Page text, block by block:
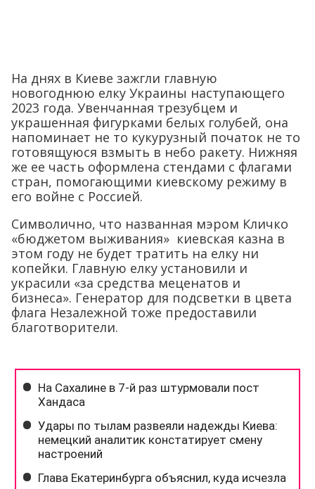
На днях в Киеве зажгли главную
новогоднюю елку Украины наступающего
2023 года. Увенчанная трезубцем и
украшенная фигурками белых голубей, она
напоминает не то кукурузный початок не то
готовящуюся взмыть в небо ракету. Нижняя
же ее часть оформлена стендами с флагами
стран, помогающими киевскому режиму в
его войне с Россией.
Символично, что названная мэром Кличко
«бюджетом выживания» киевская казна в
этом году не будет тратить на елку ни
копейки. Главную елку установили и
украсили «за средства меценатов и
бизнеса». Генератор для подсветки в цвета
флага Незалежной тоже предоставили
благотворители.